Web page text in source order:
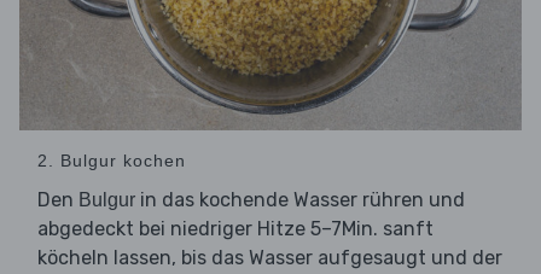
2. Bulgur kochen
Den Bulgur in das kochende Wasser rühren und
abgedeckt bei niedriger Hitze 5–7Min. sanft
köcheln lassen, bis das Wasser aufgesaugt und der